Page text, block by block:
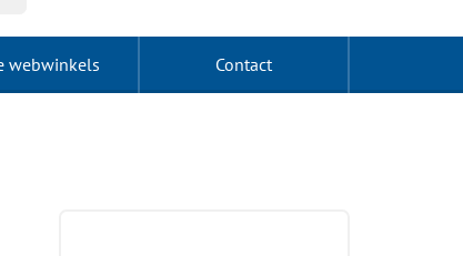
webwinkels Contact